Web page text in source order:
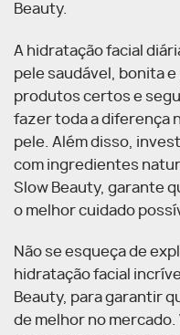
Beauty.
A hidratação facial
pele saudável, bonita
produtos certos e
fazer toda a diferença
pele. Além disso,
com ingredientes
Slow Beauty, garante
o melhor cuidado
Não se esqueça de
hidratação facial
Beauty, para garantir
de melhor no mercado.